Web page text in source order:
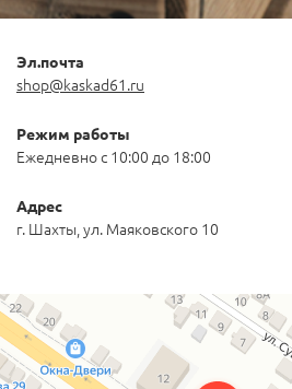
Эл.почта
shop@kaskad61.ru
Режим работы
Ежедневно с 10:00 до 18:00
Адрес
г. Шахты, ул. Маяковского 10